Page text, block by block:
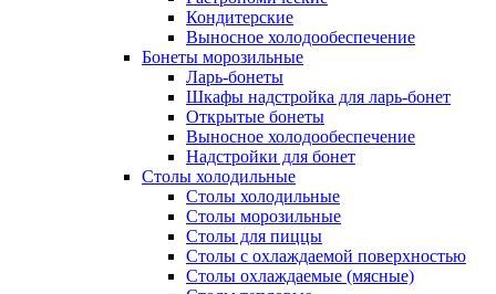
Кондитерские
Выносное холодообеспечение
Бонеты морозильные
Ларь-бонеты
Шкафы надстройка для ларь-бонет
Открытые бонеты
Выносное холодообеспечение
Надстройки для бонет
Столы холодильные
Столы холодильные
Столы морозильные
Столы для пиццы
Столы с охлаждаемой поверхностью
Столы охлаждаемые (мясные)